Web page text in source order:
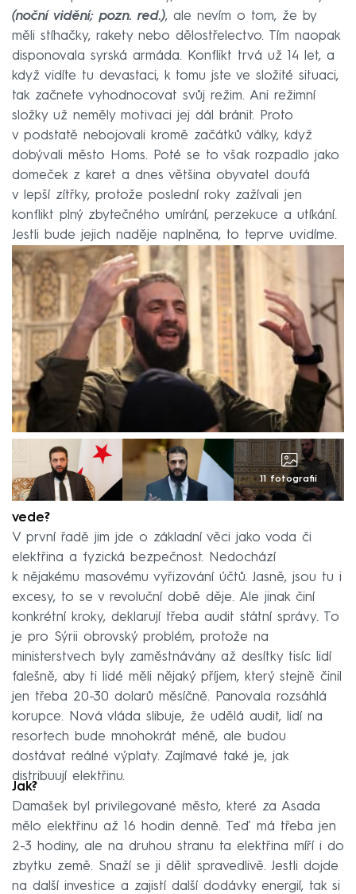
(noční vidění; pozn. red.), ale nevím o tom, že by
měli stíhačky, rakety nebo dělostřelectvo. Tím naopak
disponovala syrská armáda. Konflikt trvá už 14 let, a
když vidíte tu devastaci, k tomu jste ve složité situaci,
tak začnete vyhodnocovat svůj režim. Ani režimní
složky už neměly motivaci jej dál bránit. Proto
v podstatě nebojovali kromě začátků války, když
dobývali město Homs. Poté se to však rozpadlo jako
domeček z karet a dnes většina obyvatel doufá
v lepší zítřky, protože poslední roky zažívali jen
konflikt plný zbytečného umírání, perzekuce a utíkání.
Jestli bude jejich naděje naplněna, to teprve uvidíme.
11 fotografií
A jak si zatím ta nová vláda v tomto ohledu
vede?
V první řadě jim jde o základní věci jako voda či
elektřina a fyzická bezpečnost. Nedochází
k nějakému masovému vyřizování účtů. Jasně, jsou tu i
excesy, to se v revoluční době děje. Ale jinak činí
konkrétní kroky, deklarují třeba audit státní správy. To
je pro Sýrii obrovský problém, protože na
ministerstvech byly zaměstnávány až desítky tisíc lidí
falešně, aby ti lidé měli nějaký příjem, který stejně činil
jen třeba 20-30 dolarů měsíčně. Panovala rozsáhlá
korupce. Nová vláda slibuje, že udělá audit, lidí na
resortech bude mnohokrát méně, ale budou
dostávat reálné výplaty. Zajímavé také je, jak
distribuují elektřinu.
Jak?
Damašek byl privilegované město, které za Asada
mělo elektřinu až 16 hodin denně. Teď má třeba jen
2-3 hodiny, ale na druhou stranu ta elektřina míří i do
zbytku země. Snaží se ji dělit spravedlivě. Jestli dojde
na další investice a zajistí další dodávky energií, tak si